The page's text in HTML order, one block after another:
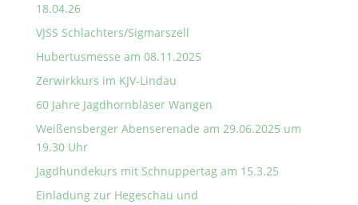
18.04.26
VJSS Schlachters/Sigmarszell
Hubertusmesse am 08.11.2025
Zerwirkkurs im KJV-Lindau
60 Jahre Jagdhornbläser Wangen
Weißensberger Abenserenade am 29.06.2025 um
19.30 Uhr
Jagdhundekurs mit Schnuppertag am 15.3.25
Einladung zur Hegeschau und